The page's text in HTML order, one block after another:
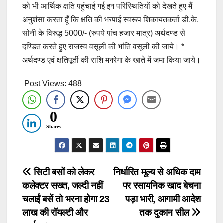
को भी आर्थिक क्षति पहुंचाई गई इन परिस्थितियों को देखते हुए मैं
अनुशंसा करता हूँ कि क्षति की भरपाई स्वरूप शिकायतकर्ता डी.के.
सोनी के विरुद्ध 5000/- (रुपये पांच हजार मात्र) अर्थदण्ड से
दण्डित करते हुए राजस्व वसूली की भांति वसूली की जाये। *
अर्थदण्ड एवं क्षतिपूर्ती की राशि मनरेगा के खाते में जमा किया जाये।
Post Views: 488
0
Shares
Post
navigation
निर्धारित मूल्य से अधिक दाम
पर रसायनिक खाद बेचना
पड़ा भारी, आगामी आदेश
तक दुकान सील
सिटी बसों को लेकर
कलेक्टर सख्त, जल्दी नहीं
चलाईं बसें तो भरना होगा 23
लाख की रॉयल्टी और